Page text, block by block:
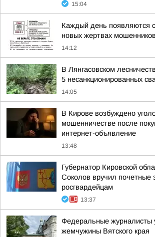
15:04
Каждый день появляются
новых жертвах мошенников
14:12
В Лянгасовском
5 несанкционированных
14:05
В Кирове возбуждено
мошенничестве после
интернет-объявление
13:48
Губернатор Кировской
Соколов вручил почетные
росгвардейцам
13:37
Федеральные журналисты
жемчужины Вятского края